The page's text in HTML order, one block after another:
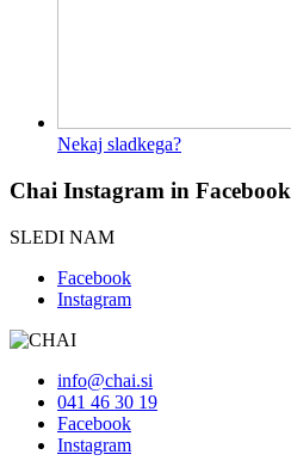
Nekaj sladkega?
Chai Instagram in Facebook
SLEDI NAM
Facebook
Instagram
info@chai.si
041 46 30 19
Facebook
Instagram